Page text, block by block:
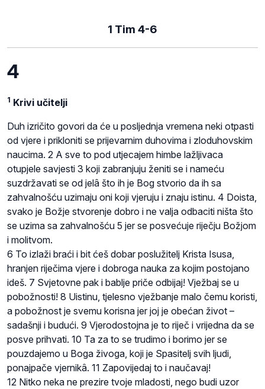
1 Tim 4-6
4
1 Krivi učitelji
Duh izričito govori da će u posljednja vremena neki otpasti
od vjere i prikloniti se prijevarnim duhovima i zloduhovskim
naucima. 2 A sve to pod utjecajem himbe lažljivaca
otupjele savjesti 3 koji zabranjuju ženiti se i nameću
suzdržavati se od jelâ što ih je Bog stvorio da ih sa
zahvalnošću uzimaju oni koji vjeruju i znaju istinu. 4 Doista,
svako je Božje stvorenje dobro i ne valja odbaciti ništa što
se uzima sa zahvalnošću 5 jer se posvećuje riječju Božjom
i molitvom.
6 To izlaži braći i bit ćeš dobar poslužitelj Krista Isusa,
hranjen riječima vjere i dobroga nauka za kojim postojano
ideš. 7 Svjetovne pak i bablje priče odbijaj! Vježbaj se u
pobožnosti! 8 Uistinu, tjelesno vježbanje malo čemu koristi,
a pobožnost je svemu korisna jer joj je obećan život –
sadašnji i budući. 9 Vjerodostojna je to riječ i vrijedna da se
posve prihvati. 10 Ta za to se trudimo i borimo jer se
pouzdajemo u Boga živoga, koji je Spasitelj svih ljudi,
ponajpače vjernikâ. 11 Zapovijedaj to i naučavaj!
12 Nitko neka ne prezire tvoje mladosti, nego budi uzor